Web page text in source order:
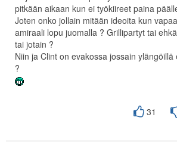
pitkään aikaan kun ei työkiireet paina
Joten onko jollain mitään ideoita kun
amiraali lopu juomalla ? Grillipartyt tai
tai jotain ?
Niin ja Clint on evakossa jossain
?
31